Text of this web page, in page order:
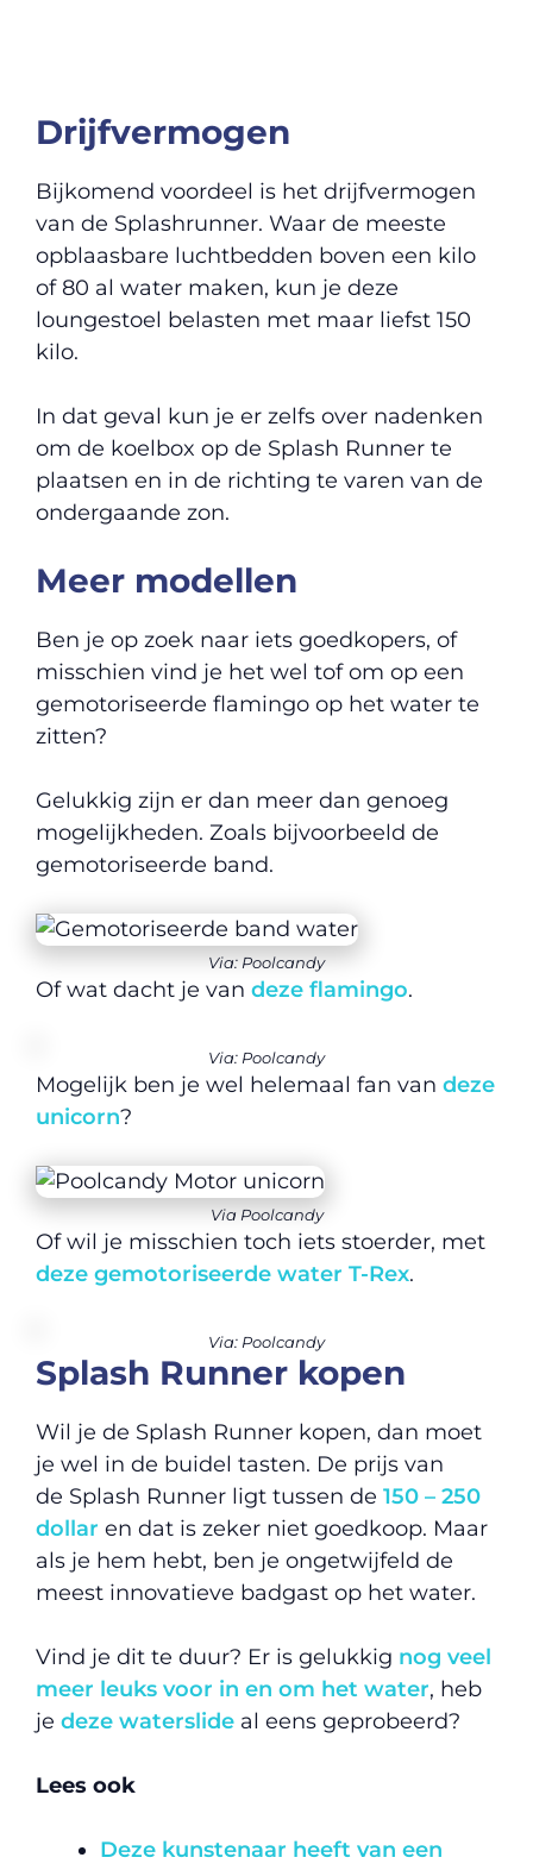
Drijfvermogen
Bijkomend voordeel is het drijfvermogen
van de Splashrunner. Waar de meeste
opblaasbare luchtbedden boven een kilo
of 80 al water maken, kun je deze
loungestoel belasten met maar liefst 150
kilo.
In dat geval kun je er zelfs over nadenken
om de koelbox op de Splash Runner te
plaatsen en in de richting te varen van de
ondergaande zon.
Meer modellen
Ben je op zoek naar iets goedkopers, of
misschien vind je het wel tof om op een
gemotoriseerde flamingo op het water te
zitten?
Gelukkig zijn er dan meer dan genoeg
mogelijkheden. Zoals bijvoorbeeld de
gemotoriseerde band.
Via: Poolcandy
Of wat dacht je van deze flamingo.
Via: Poolcandy
Mogelijk ben je wel helemaal fan van deze
unicorn?
Via Poolcandy
Of wil je misschien toch iets stoerder, met
deze gemotoriseerde water T-Rex.
Via: Poolcandy
Splash Runner kopen
Wil je de Splash Runner kopen, dan moet
je wel in de buidel tasten. De prijs van
de Splash Runner ligt tussen de 150 – 250
dollar en dat is zeker niet goedkoop. Maar
als je hem hebt, ben je ongetwijfeld de
meest innovatieve badgast op het water.
Vind je dit te duur? Er is gelukkig nog veel
meer leuks voor in en om het water, heb
je deze waterslide al eens geprobeerd?
Lees ook
Deze kunstenaar heeft van een